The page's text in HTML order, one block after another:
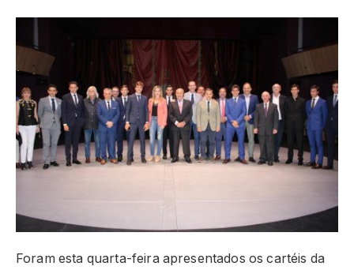
Foram esta quarta-feira apresentados os cartéis da